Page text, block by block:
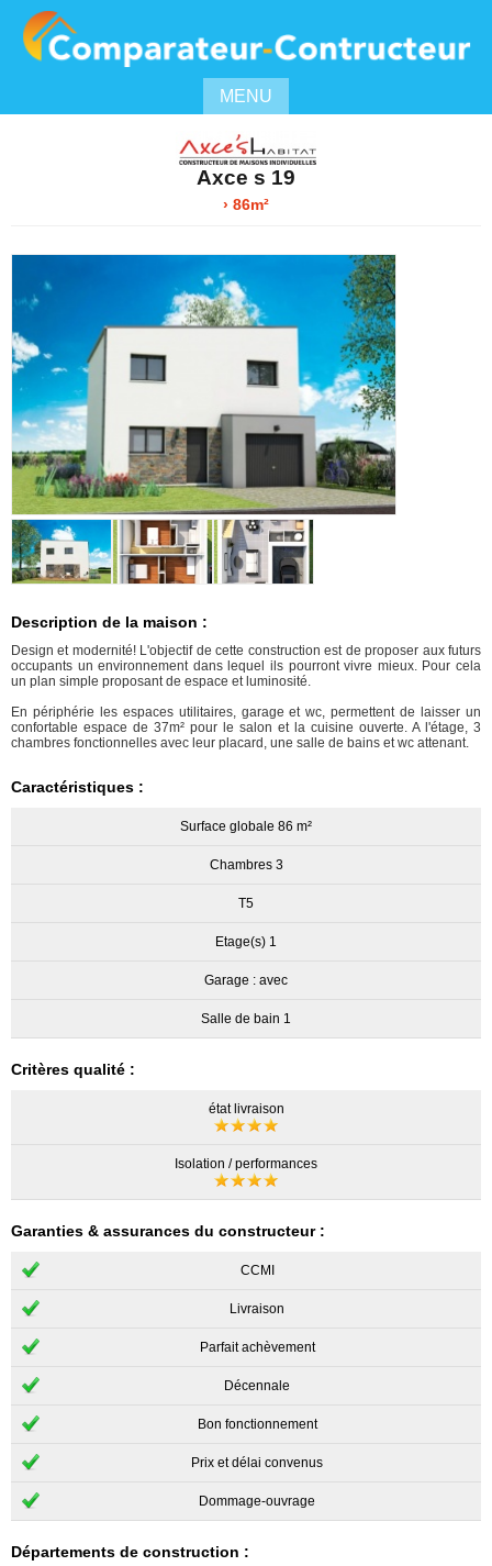
MENU
Axce s 19
› 86m²
Description de la maison :
Design et modernité! L'objectif de cette construction est de proposer aux futurs
occupants un environnement dans lequel ils pourront vivre mieux. Pour cela
un plan simple proposant de espace et luminosité.
En périphérie les espaces utilitaires, garage et wc, permettent de laisser un
confortable espace de 37m² pour le salon et la cuisine ouverte. A l'étage, 3
chambres fonctionnelles avec leur placard, une salle de bains et wc attenant.
Caractéristiques :
Surface globale 86 m²
Chambres 3
T5
Etage(s) 1
Garage : avec
Salle de bain 1
Critères qualité :
état livraison
Isolation / performances
Garanties & assurances du constructeur :
CCMI
Livraison
Parfait achèvement
Décennale
Bon fonctionnement
Prix et délai convenus
Dommage-ouvrage
Départements de construction :